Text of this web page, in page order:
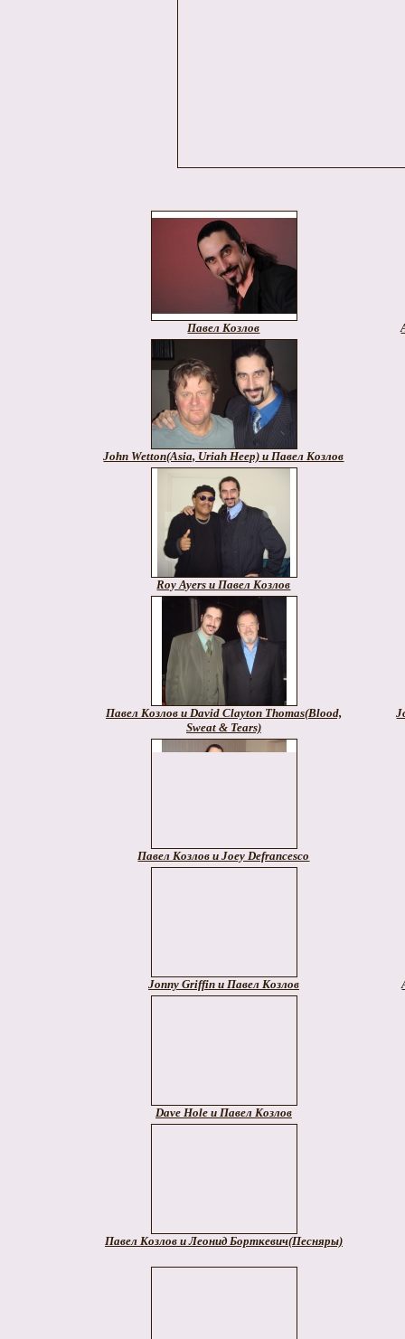
Павел Козлов
John Wetton(Asia, Uriah Heep) и Павел Козлов
Roy Ayers и Павел Козлов
Павел Козлов и David Clayton Thomas(Blood,
Sweat & Tears)
Павел Козлов и Joey Defrancesco
Jonny Griffin и Павел Козлов
Dave Hole и Павел Козлов
Павел Козлов и Леонид Борткевич(Песняры)